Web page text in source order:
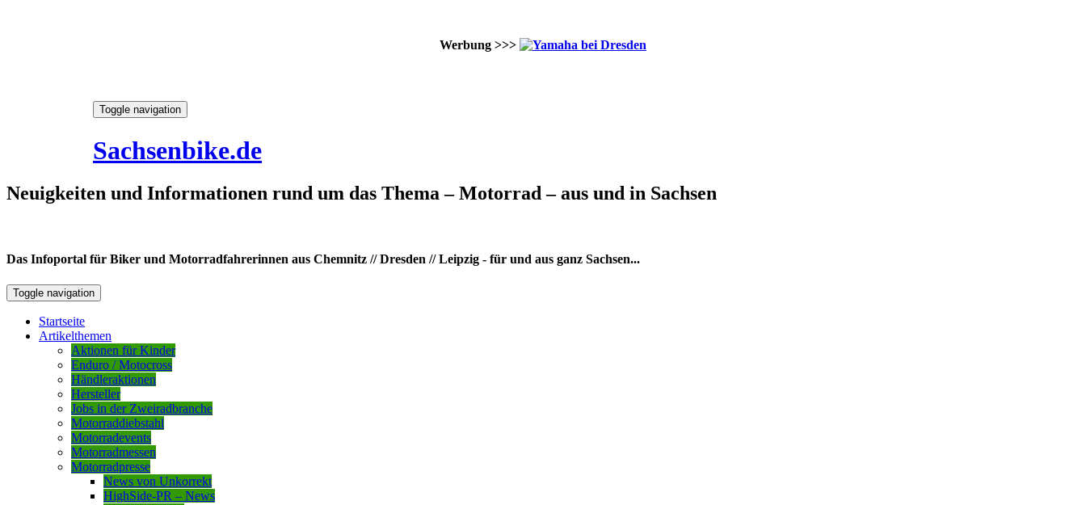
Werbung >>>
Toggle navigation
Sachsenbike.de
Neuigkeiten und Informationen rund um das Thema – Motorrad – aus und in Sachsen
Das Infoportal für Biker und Motorradfahrerinnen aus Chemnitz // Dresden // Leipzig - für und aus ganz Sachsen...
Toggle navigation
Startseite
Artikelthemen
Aktionen für Kinder
Enduro / Motocross
Händleraktionen
Hersteller
Jobs in der Zweiradbranche
Motorraddiebstahl
Motorradevents
Motorradmessen
Motorradpresse
News von Unkorrekt
HighSide-PR – News